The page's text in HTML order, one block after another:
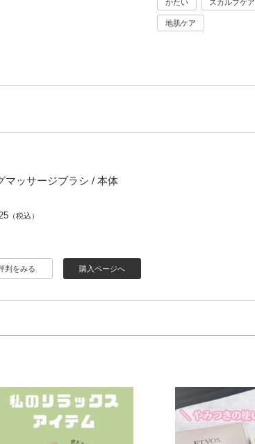
かたい スカルプケア
地肌ケア
マッサージブラシ / 本体
（税込）
購入ページへ
判をみる